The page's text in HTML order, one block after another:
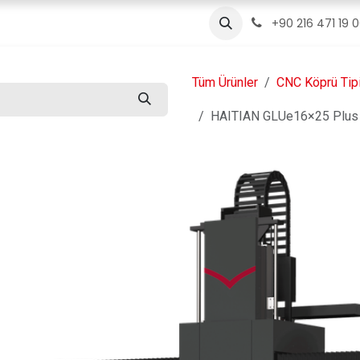
Blog +90 216 471 19
Tüm Ürünler CNC Köprü
HAITIAN GLUe16×25